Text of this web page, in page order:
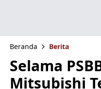
Beranda Berita
Selama
Mitsubishi